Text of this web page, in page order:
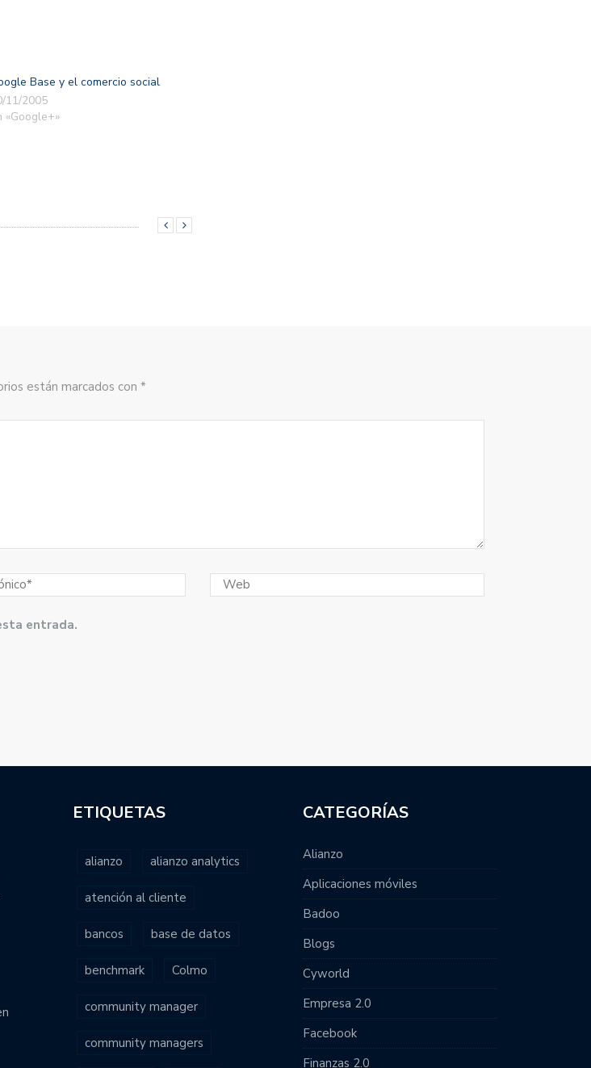
Base y el comercio social
11/2005
«Google+»
están marcados con *
entrada.
ETIQUETAS
alianzo alianzo analytics
atención al cliente
bancos base de datos
benchmark Colmo
community manager
community managers
CATEGORÍAS
Alianzo
Aplicaciones móviles
Badoo
Blogs
Cyworld
Empresa 2.0
Facebook
Finanzas 2.0